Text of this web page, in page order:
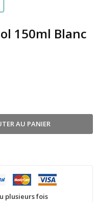
150ml Blanc
AU PANIER
plusieurs fois